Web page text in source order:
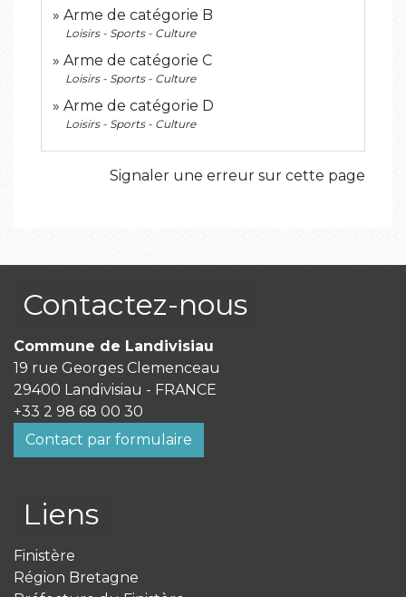
Arme de catégorie B
Loisirs - Sports - Culture
Arme de catégorie C
Loisirs - Sports - Culture
Arme de catégorie D
Loisirs - Sports - Culture
Signaler une erreur sur cette page
Contactez-nous
Commune de Landivisiau
19 rue Georges Clemenceau
29400 Landivisiau - FRANCE
+33 2 98 68 00 30
Contact par formulaire
Liens
Finistère
Région Bretagne